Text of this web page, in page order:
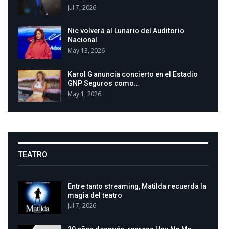
Jul 7, 2026
Nic volverá al Lunario del Auditorio
Nacional
May 13, 2026
Karol G anuncia concierto en el Estadio
GNP Seguros como…
May 1, 2026
TEATRO
Entre tanto streaming, Matilda recuerda la
magia del teatro
Jul 7, 2026